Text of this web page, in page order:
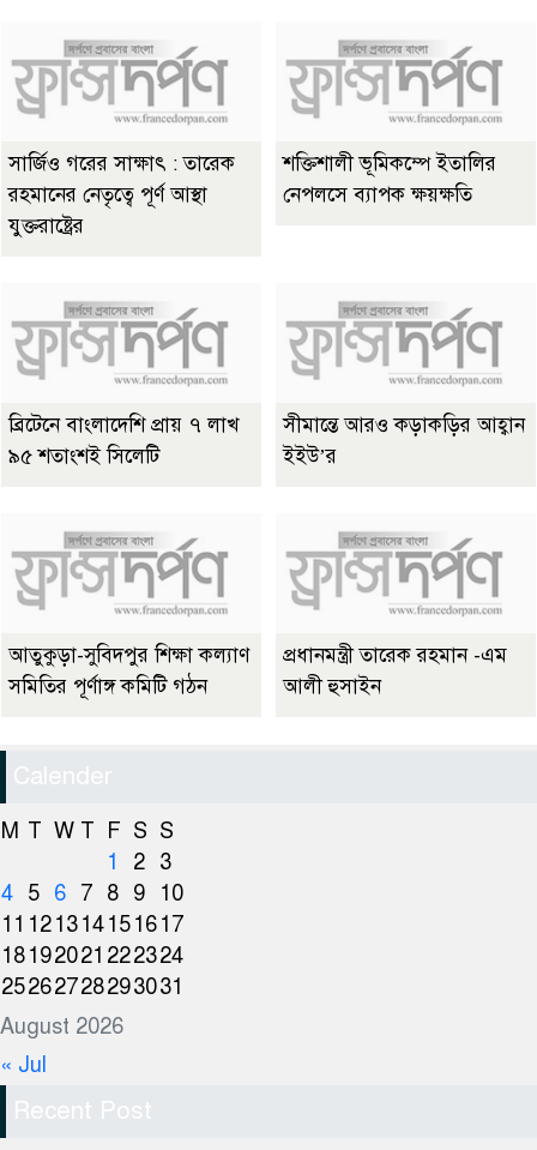
সার্জিও গরের সাক্ষাৎ : তারেক
রহমানের নেতৃত্বে পূর্ণ আস্থা
যুক্তরাষ্ট্রের
শক্তিশালী ভূমিকম্পে ইতালির
নেপলসে ব্যাপক ক্ষয়ক্ষতি
ব্রিটেনে বাংলাদেশি প্রায় ৭ লাখ
৯৫ শতাংশই সিলেটি
সীমান্তে আরও কড়াকড়ির আহ্বান
ইইউ’র
আতুকুড়া-সুবিদপুর শিক্ষা কল্যাণ
সমিতির পূর্ণাঙ্গ কমিটি গঠন
প্রধানমন্ত্রী তারেক রহমান -এম
আলী হুসাইন
Calender
August 2026
M T W T F S S
1
2 3
4 5 6 7 8 9
10
11 121314151617
18192021 222324
25262728293031
« Jul
Recent Post